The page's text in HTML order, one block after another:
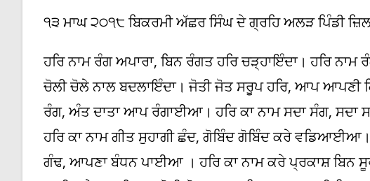
੧੩ ਮਾਘ ੨੦੧੮ ਬਿਕਰਮੀ ਅੱਛਰ ਸਿੰਘ ਦੇ ਗ੍ਰਹਿ ਅਲੜ ਪਿੰਡੀ
ਹਰਿ ਨਾਮ ਰੰਗ ਅਪਾਰਾ, ਬਿਨ ਰੰਗਤ ਹਰਿ ਚੜ੍ਹਾਇੰਦਾ। ਹਰਿ
ਚੋਲੀ ਚੋਲੇ ਨਾਲ ਬਦਲਾਇੰਦਾ। ਜੋਤੀ ਜੋਤ ਸਰੂਪ ਹਰਿ, ਆਪ ਆਪਣੀ
ਰੰਗ, ਅੰਤ ਦਾਤਾ ਆਪ ਰੰਗਾਈਆ। ਹਰਿ ਕਾ ਨਾਮ ਸਦਾ ਸੰਗ,
ਹਰਿ ਕਾ ਨਾਮ ਗੀਤ ਸੁਹਾਗੀ ਛੰਦ, ਗੋਬਿੰਦ ਗੋਬਿੰਦ ਕਰੇ
ਗੰਢ, ਆਪਣਾ ਬੰਧਨ ਪਾਈਆ । ਹਰਿ ਕਾ ਨਾਮ ਕਰੇ ਪ੍ਰਕਾਸ਼ ਬਿਨ